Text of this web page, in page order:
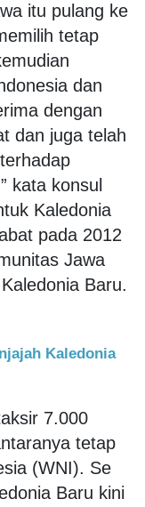
itu pulang ke
tetap
dan
dengan
dan juga telah
kata konsul
Kaledonia
pada 2012
Jawa
Baru.
Kaledonia
7.000
tetap
(WNI). Se
Baru kini